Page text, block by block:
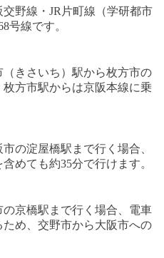
野線・ JR 片町線（学研都市
号線です。
きさいち）駅から枚方市の
方市駅からは京阪本線に乗
の淀屋橋駅まで行く場合、
めても約35分で行けます。
京橋駅まで行く場合、電車
め、交野市から大阪市への